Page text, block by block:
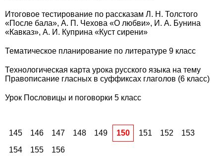
Итоговое тестирование по рассказам Л. Н. Толстого
«После бала», А. П. Чехова «О любви», И. А. Бунина
«Кавказ», А. И. Куприна «Куст сирени»
Тематическое планирование по литературе 9 класс
Технологическая карта урока русского языка на тему
Правописание гласных в суффиксах глаголов (6 класс)
Урок Пословицы и поговорки 5 класс
145 146 147 148 149 150 151 152
153
154
155 156